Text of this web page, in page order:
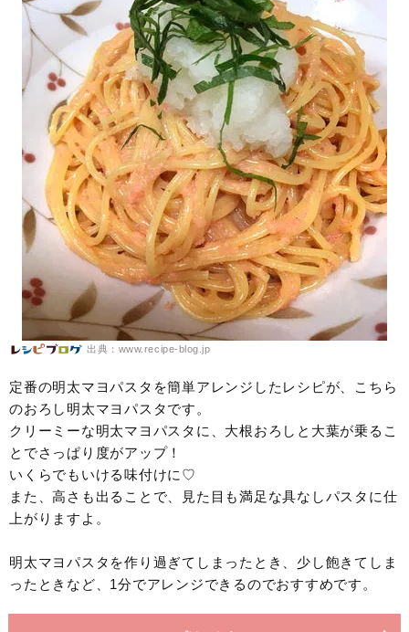
出典：www.recipe-blog.jp
定番の明太マヨパスタを簡単アレンジしたレシピが、こちら
のおろし明太マヨパスタです。
クリーミーな明太マヨパスタに、大根おろしと大葉が乗るこ
とでさっぱり度がアップ！
いくらでもいける味付けに♡
また、高さも出ることで、見た目も満足な具なしパスタに仕
上がりますよ。
明太マヨパスタを作り過ぎてしまったとき、少し飽きてしま
ったときなど、1分でアレンジできるのでおすすめです。